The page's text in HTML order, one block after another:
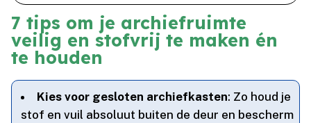
7 tips om je archiefruimte
veilig en stofvrij te maken én
te houden
Kies voor gesloten archiefkasten: Zo houd je
stof en vuil absoluut buiten de deur en bescherm